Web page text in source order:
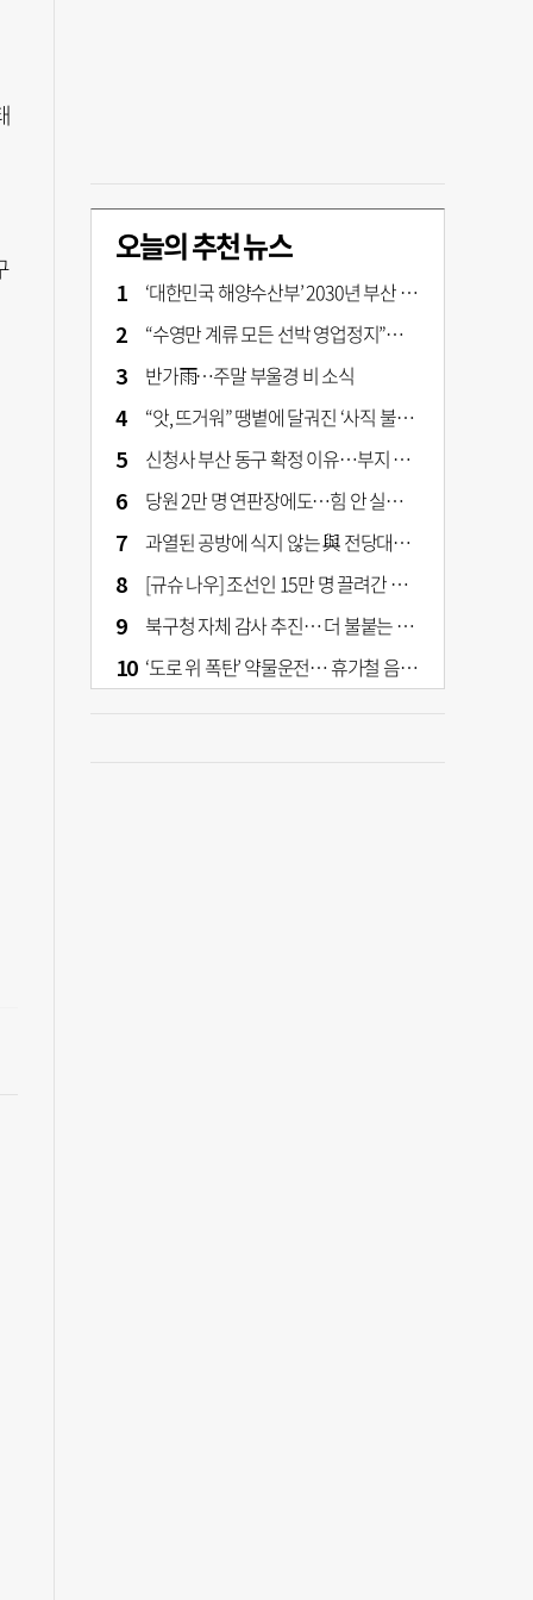
오늘의 추천 뉴스
‘대한민국 해양수산부’ 2030년 부산 북항시대 연다
“수영만 계류 모든 선박 영업정지”… 재개발 속도전
반가雨…주말 부울경 비 소식
“앗, 뜨거워” 땡볕에 달궈진 ‘사직 불가마’ 관중석 무려 70도
신청사 부산 동구 확정 이유…부지 용이성·접근성·집적 가능성이 운명 갈랐다 [해수부 북항 시대]
당원 2만 명 연판장에도…힘 안 실리는 ‘장동혁 사퇴’ 공세
과열된 공방에 식지 않는 與 전당대회… 호남·수도권 집중하는 후보들
[규슈 나우] 조선인 15만 명 끌려간 치쿠호 탄광… 대를 이은 진실 캐기
북구청 자체 감사 추진… 더 불붙는 북구 신청사 갈등
‘도로 위 폭탄’ 약물운전… 휴가철 음주와 병행 단속 [교통안전, 시민이 만든다]